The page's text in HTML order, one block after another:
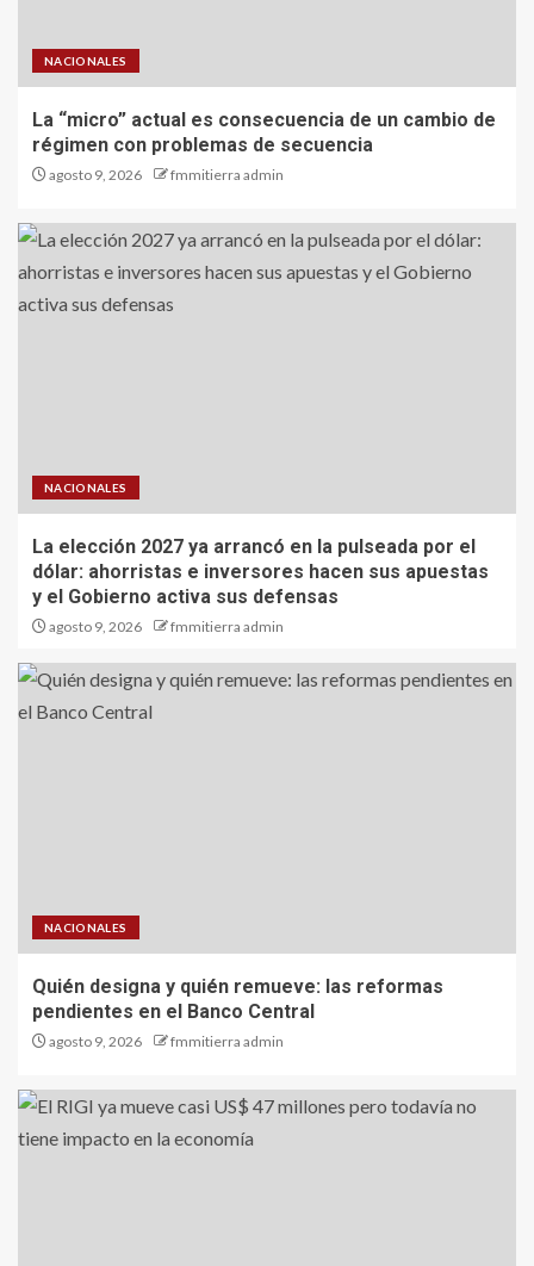
NACIONALES
La “micro” actual es consecuencia de un cambio de
régimen con problemas de secuencia
agosto 9, 2026 fmmitierra admin
NACIONALES
La elección 2027 ya arrancó en la pulseada por el
dólar: ahorristas e inversores hacen sus apuestas
y el Gobierno activa sus defensas
agosto 9, 2026 fmmitierra admin
NACIONALES
Quién designa y quién remueve: las reformas
pendientes en el Banco Central
agosto 9, 2026 fmmitierra admin